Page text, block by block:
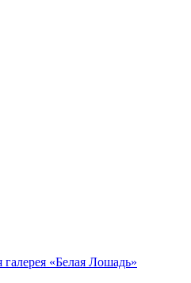
галерея «Белая Лошадь»